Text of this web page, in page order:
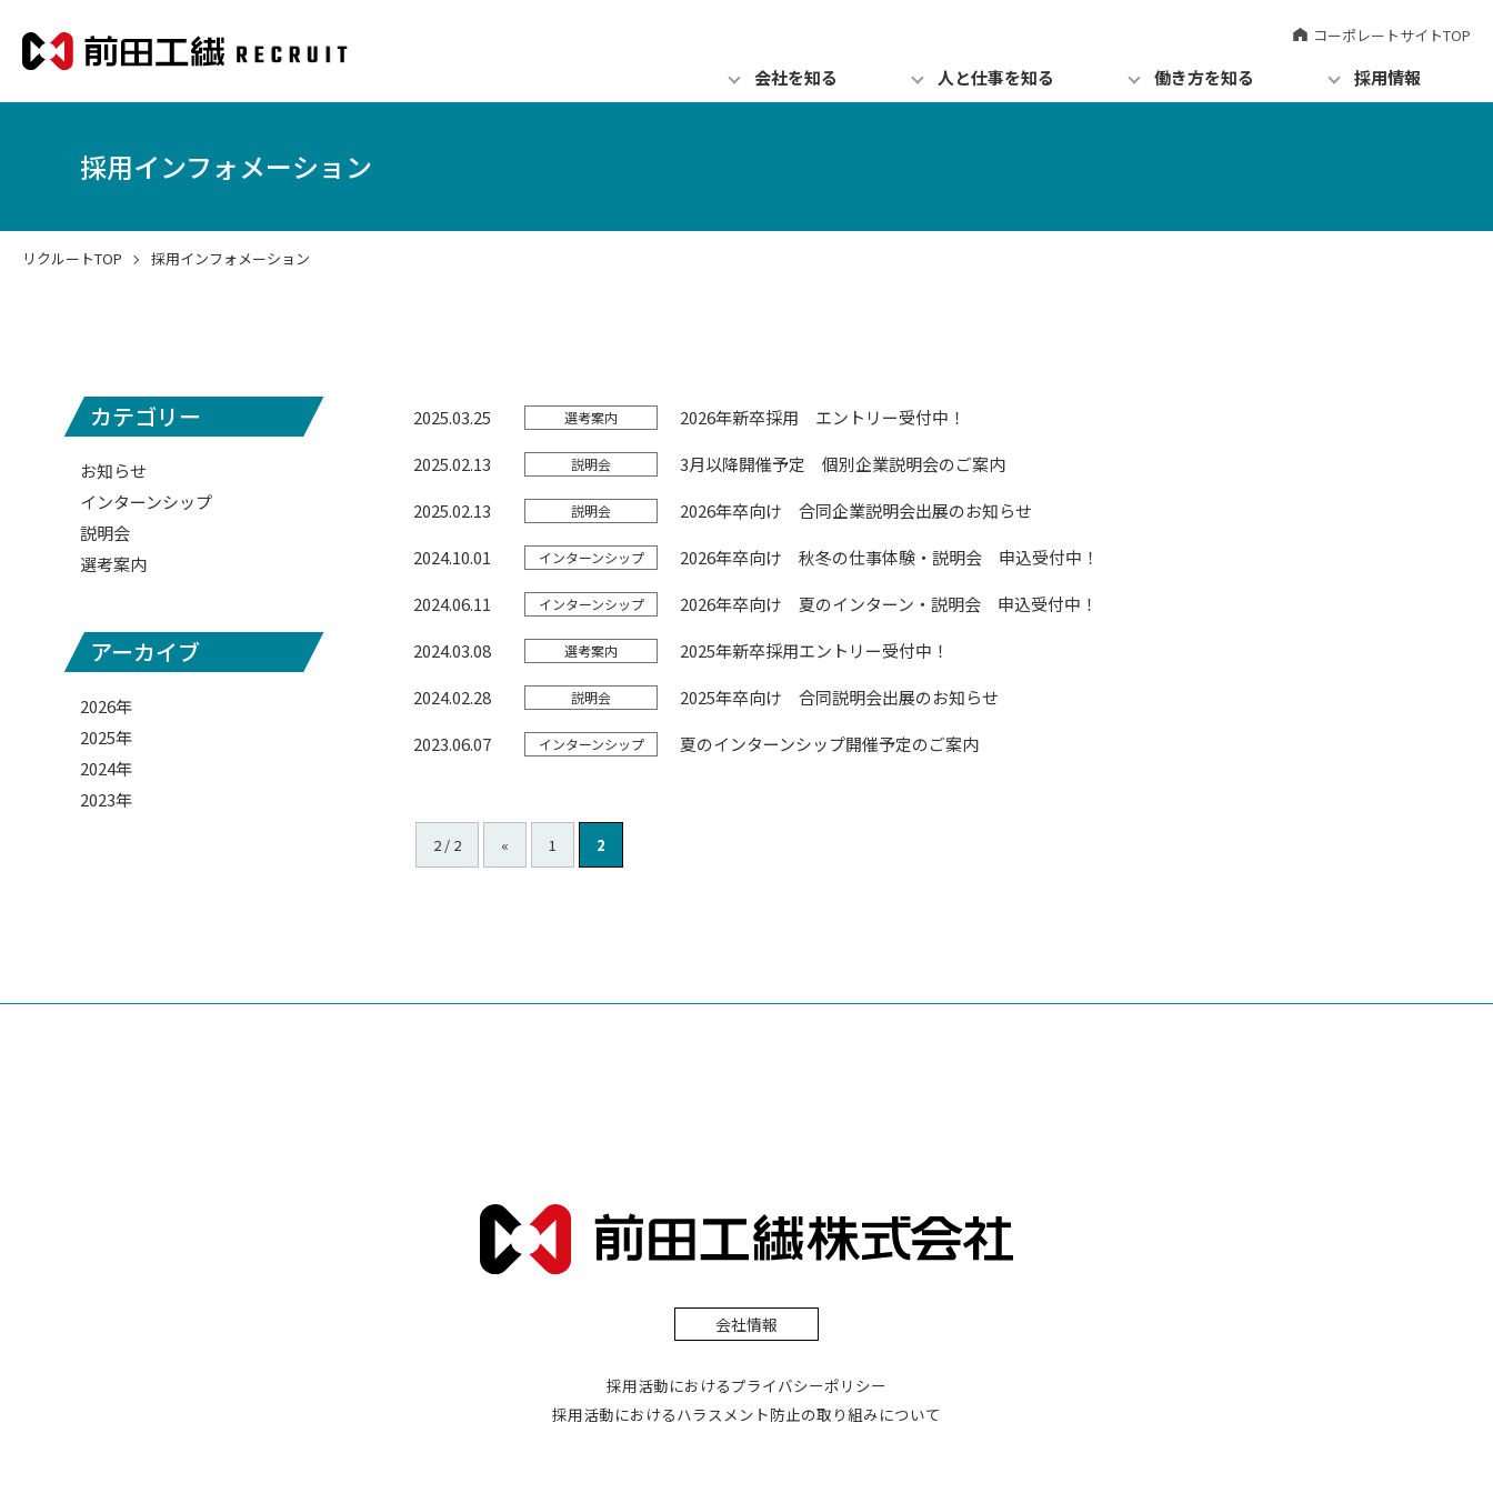
コーポレートサイトTOP
会社を知る 人と仕事を知る 働き方を知る 採用情報
採用インフォメーション
リクルートTOP 採用インフォメーション
カテゴリー
お知らせ
インターンシップ
説明会
選考案内
アーカイブ
2026年
2025年
2024年
2023年
2025.03.25 選考案内
2026年新卒採用 エントリー受付中！
2025.02.13
説明会
3月以降開催予定 個別企業説明会のご案内
2025.02.13
説明会
2026年卒向け 合同企業説明会出展のお知らせ
2024.10.01
インターンシップ
2026年卒向け 秋冬の仕事体験・説明会 申込受付中！
2024.06.11
インターンシップ
2026年卒向け 夏のインターン・説明会 申込受付中！
2024.03.08
選考案内
2025年新卒採用エントリー受付中！
2024.02.28
説明会
2025年卒向け 合同説明会出展のお知らせ
2023.06.07
インターンシップ 夏のインターンシップ開催予定のご案内
2 / 2 « 1 2
会社情報
採用活動におけるプライバシーポリシー
採用活動におけるハラスメント防止の取り組みについて